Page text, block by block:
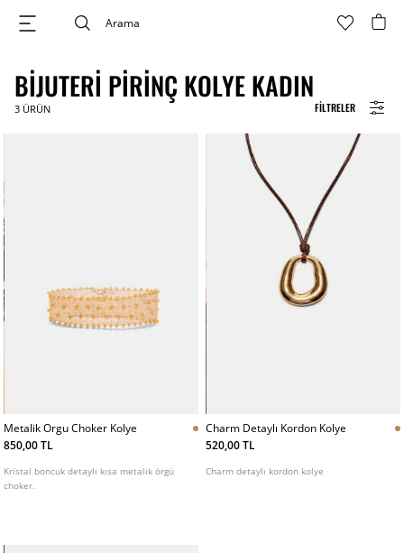
FILTRELER
BIJUTERI PIRINÇ KOLYE KADIN
3 ÜRÜN
Metalik Orgu Choker Kolye
850,00 TL
Kristal boncuk detaylı kısa metalik örgü
choker.
Charm Detaylı Kordon Kolye
520,00 TL
Charm detaylı kordon kolye